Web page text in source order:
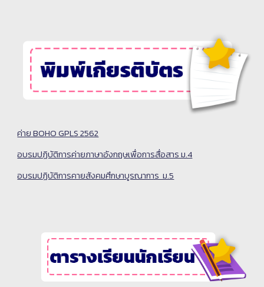
ค่าย BOHO GPLS 2562
อบรมปฏิบัติการค่ายภาษาอังกฤษเพื่อการสื่อสาร ม.4
อบรมปฏิบัติการคายสังคมศึกษาบูรณาการ  ม.5